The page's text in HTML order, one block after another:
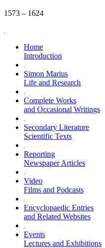
1573 – 1624
Home
Introduction
Simon Marius
Life and Research
Complete Works
and Occasional Writings
Secondary Literature
Scientific Texts
Reporting
Newspaper Articles
Video
Films and Podcasts
Encyclopaedic Entries
and Related Websites
Events
Lectures and Exhibitions